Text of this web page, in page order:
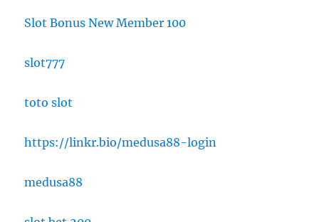
Slot Bonus New Member 100
slot777
toto slot
https://linkr.bio/medusa88-login
medusa88